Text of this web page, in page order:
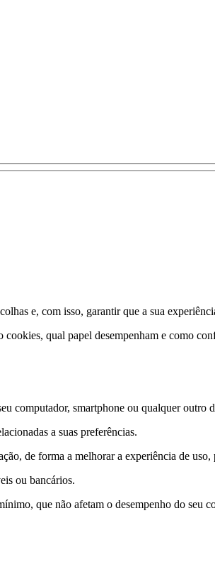
e, com isso, garantir que a sua
qual papel desempenham e como
computador, smartphone ou qualquer
a suas preferências.
de forma a melhorar a experiência de
ou bancários.
que não afetam o desempenho do seu